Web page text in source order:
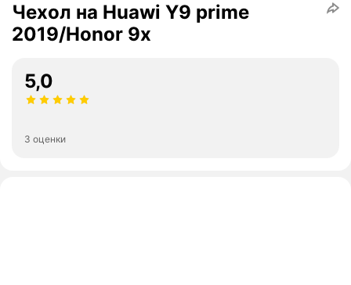
Чехол на Huawi Y9 prime
2019/Honor 9x
5,0
3 оценки